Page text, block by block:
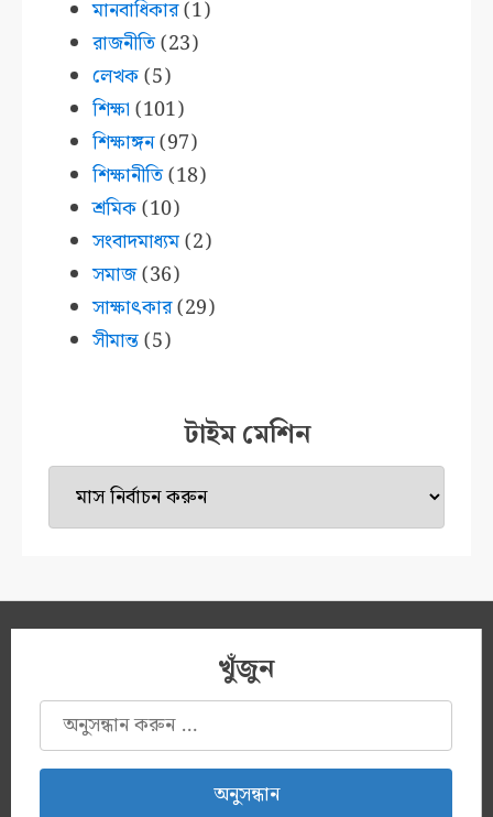
মানবাধিকার(1)
রাজনীতি(23)
লেখক(5)
শিক্ষা (101)
শিক্ষাঙ্গন(97)
শিক্ষানীতি(18)
শ্রমিক(10)
সংবাদমাধ্যম(2)
সমাজ(36)
সাক্ষাৎকার(29)
সীমান্ত(5)
টাইম মেশিন
টাইম
মেশিন
খুঁজুন
অনুসন্ধানঃ